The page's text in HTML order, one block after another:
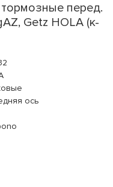
перед.
Getz HOLA (к-
ось